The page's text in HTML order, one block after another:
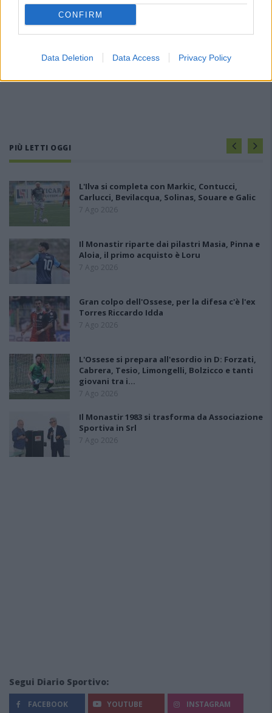
CONFIRM
Data Deletion Data Access Privacy Policy
PIÙ LETTI OGGI
L'Ilva si completa con Markic, Contucci,
Carlucci, Bevilacqua, Solinas, Souare e Galic
7 Ago 2026
Il Monastir riparte dai pilastri Masia, Pinna e
Aloia, il primo acquisto è Loru
7 Ago 2026
Gran colpo dell'Ossese, per la difesa c'è l'ex
Torres Riccardo Idda
7 Ago 2026
L'Ossese si prepara all'esordio in D: Forzati,
Cabrera, Tesio, Limongelli, Bolzicco e tanti
giovani tra i…
7 Ago 2026
Il Monastir 1983 si trasforma da Associazione
Sportiva in Srl
7 Ago 2026
Segui Diario Sportivo:
FACEBOOK YOUTUBE INSTAGRAM